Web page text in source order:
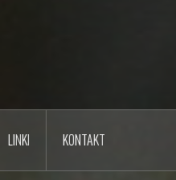
LINKI KONTAKT